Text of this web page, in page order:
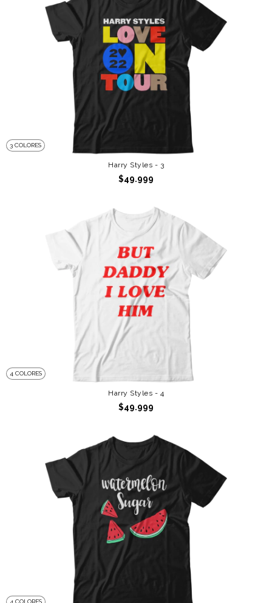
3 COLORES
Harry Styles - 3
$49.999
4 COLORES
Harry Styles - 4
$49.999
4 COLORES